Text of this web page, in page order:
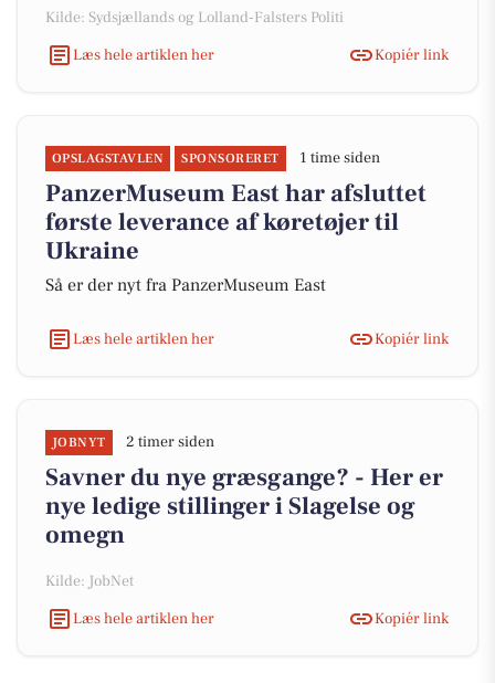
Kilde: Sydsjællands og Lolland-Falsters Politi
Læs hele artiklen her
Kopiér link
OPSLAGSTAVLEN SPONSORERET 1 time siden
PanzerMuseum East har afsluttet
første leverance af køretøjer til
Ukraine
Så er der nyt fra PanzerMuseum East
Læs hele artiklen her Kopiér link
JOBNYT 2 timer siden
Savner du nye græsgange? - Her er
nye ledige stillinger i Slagelse og
omegn
Kilde: JobNet
Læs hele artiklen her
Kopiér link